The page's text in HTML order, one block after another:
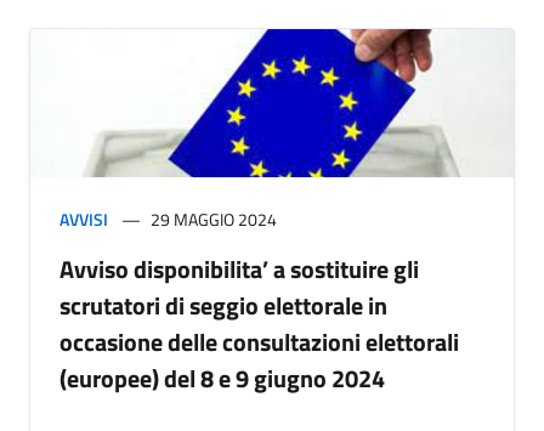
AVVISI 29 MAGGIO 2024
Avviso disponibilita’ a sostituire gli
scrutatori di seggio elettorale in
occasione delle consultazioni elettorali
(europee) del 8 e 9 giugno 2024